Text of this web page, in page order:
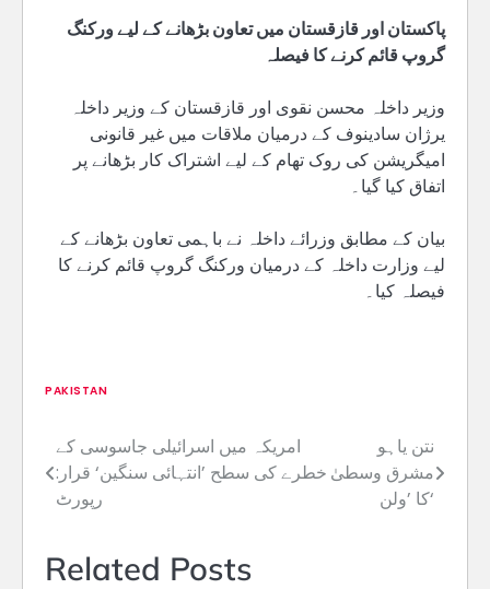
پاکستان اور قازقستان میں تعاون بڑھانے کے لیے ورکنگ
گروپ قائم کرنے کا فیصلہ
وزیر داخلہ محسن نقوی اور قازقستان کے وزیر داخلہ
یرژان سادینوف کے درمیان ملاقات میں غیر قانونی
امیگریشن کی روک تھام کے لیے اشتراک کار بڑھانے پر
اتفاق کیا گیا۔
بیان کے مطابق وزرائے داخلہ نے باہمی تعاون بڑھانے کے
لیے وزارت داخلہ کے درمیان ورکنگ گروپ قائم کرنے کا
فیصلہ کیا۔
PAKISTAN
Post
navigation
امریکہ میں اسرائیلی جاسوسی کے
خطرے کی سطح ’انتہائی سنگین‘ قرار:
رپورٹ
نتن یاہو
مشرق وسطیٰ
کا ’ولن‘
Related Posts